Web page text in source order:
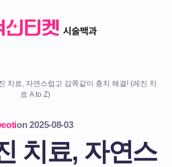
치료, 자연스럽고 감쪽같이 충치 해결! (레진 치
료 A to Z)
on 2025-08-03
치료, 자연스